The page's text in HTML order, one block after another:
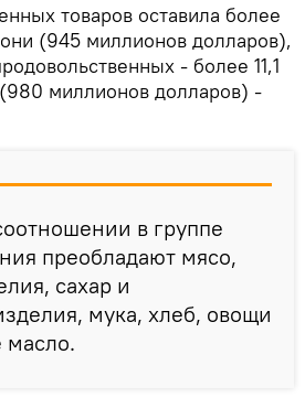
товаров оставила более
(945 миллионов долларов),
- более 11,1
миллионов долларов) -
в группе
преобладают мясо,
сахар и
мука, хлеб, овощи
масло.